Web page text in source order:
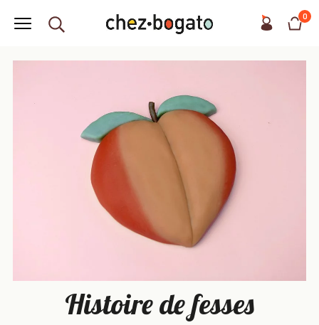
0
Histoire de fesses